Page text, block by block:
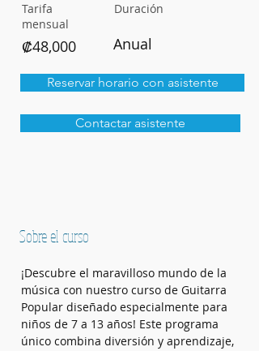
Tarifa
mensual
₡48,000
Duración
Anual
Reservar horario con asistente
Contactar asistente
Sobre el curso
¡Descubre el maravilloso mundo de la
música con nuestro curso de Guitarra
Popular diseñado especialmente para
niños de 7 a 13 años! Este programa
único combina diversión y aprendizaje,